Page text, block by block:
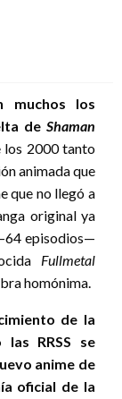
muchos los
de Shaman
los 2000 tanto
animada que
que no llegó a
original ya
episodios—
Fullmetal
homónima.
de la
RRSS se
anime de
oficial de la